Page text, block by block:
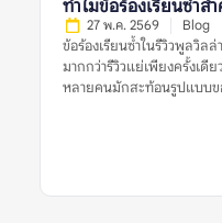
อาจถ่ายในวันที่แสงไม่ดี มุม
ดังนั้น การเปรียบเทียบรูปทั้ง
ฝ่ายใดฝ่ายหนึ่งทั้งหมด […]
ทำไมข้อร้องเรียนซ้ำส
27 พ.ค. 2569 Blog
ข้อร้องเรียนซ้ำในรีวิวพูลวิ
มากกว่ารีวิวแย่เพียงครั้งเดี
หลายคนมักสะท้อนรูปแบบข
แอร์ไม่เย็น ห้องนอนไม่ตรงรู